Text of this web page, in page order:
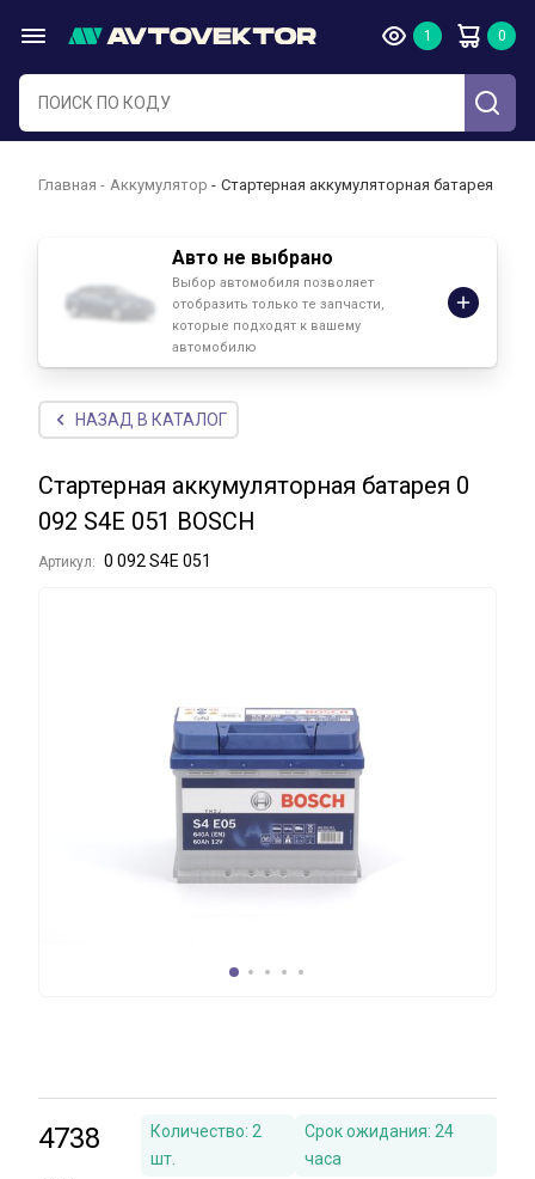
Главная Аккумулятор Стартерная аккумуляторная батарея 0 092
Авто не выбрано
Выбор автомобиля позволяет
отобразить только те запчасти,
которые подходят к вашему
автомобилю
НАЗАД В КАТАЛОГ
Стартерная аккумуляторная батарея 0
092 S4E 051 BOSCH
Артикул: 0 092 S4E 051
4738 Количество: 2
шт.
Срок ожидания: 24
часа